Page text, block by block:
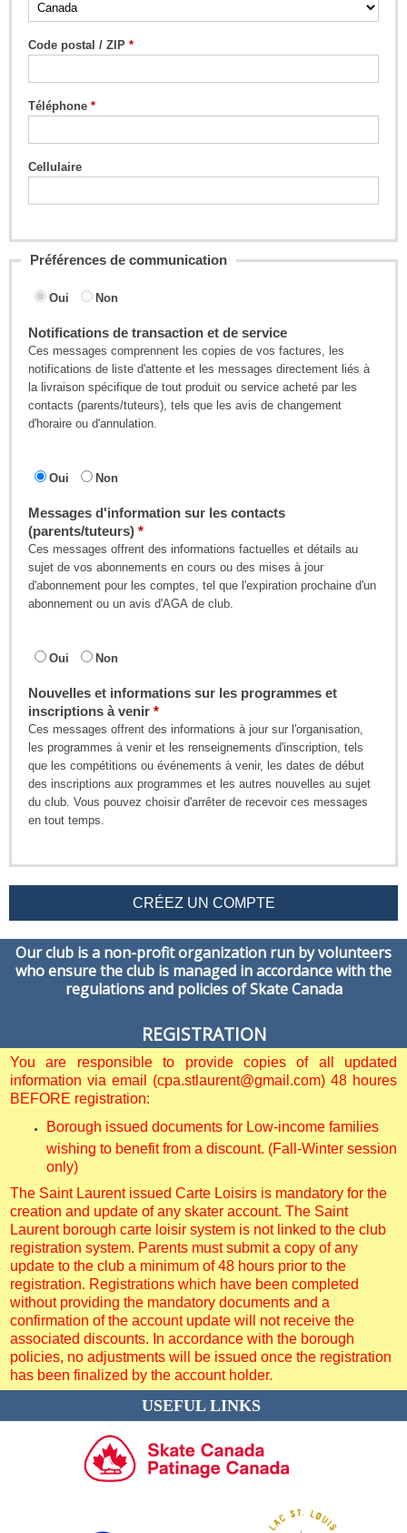
Code postal / ZIP
Téléphone
Cellulaire
Préférences de communication
Oui Non
Notifications de transaction et de service
Ces messages comprennent les copies de vos factures, les
notifications de liste d'attente et les messages directement liés à
la livraison spécifique de tout produit ou service acheté par les
contacts (parents/tuteurs), tels que les avis de changement
d'horaire ou d'annulation.
Oui Non
Messages d'information sur les contacts
(parents/tuteurs)
Ces messages offrent des informations factuelles et détails au
sujet de vos abonnements en cours ou des mises à jour
d'abonnement pour les comptes, tel que l'expiration prochaine d'un
abonnement ou un avis d'AGA de club.
Oui Non
Nouvelles et informations sur les programmes et
inscriptions à venir
Ces messages offrent des informations à jour sur l'organisation,
les programmes à venir et les renseignements d'inscription, tels
que les compétitions ou événements à venir, les dates de début
des inscriptions aux programmes et les autres nouvelles au sujet
du club. Vous pouvez choisir d'arrêter de recevoir ces messages
en tout temps.
CRÉEZ UN COMPTE
Our club is a non-profit organization run by volunteers
who ensure the club is managed in accordance with the
regulations and policies of Skate Canada
REGISTRATION
You are responsible to provide copies of all updated
information via email (cpa.stlaurent@gmail.com) 48 houres
BEFORE registration:
Borough issued documents for Low-income families
wishing to benefit from a discount. (Fall-Winter session
only)
The Saint Laurent issued Carte Loisirs is mandatory for the
creation and update of any skater account. The Saint
Laurent borough carte loisir system is not linked to the club
registration system. Parents must submit a copy of any
update to the club a minimum of 48 hours prior to the
registration. Registrations which have been completed
without providing the mandatory documents and a
confirmation of the account update will not receive the
associated discounts. In accordance with the borough
policies, no adjustments will be issued once the registration
has been finalized by the account holder.
USEFUL LINKS